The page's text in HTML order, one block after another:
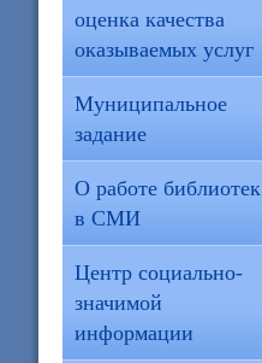
оценка качества
оказываемых услуг
Муниципальное
задание
О работе библиотек
в СМИ
Центр социально-
значимой
информации